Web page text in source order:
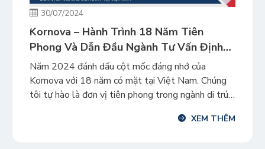
30/07/2024
Kornova – Hành Trình 18 Năm Tiên
Phong Và Dẫn Đầu Ngành Tư Vấn Định
Cư Tại Việt Nam
Năm 2024 đánh dấu cột mốc đáng nhớ của
Kornova với 18 năm có mặt tại Việt Nam. Chúng
tôi tự hào là đơn vị tiên phong trong ngành di trú
tin và mối quan hệ mật thiết với khách hàng. Cùng
XEM THÊM